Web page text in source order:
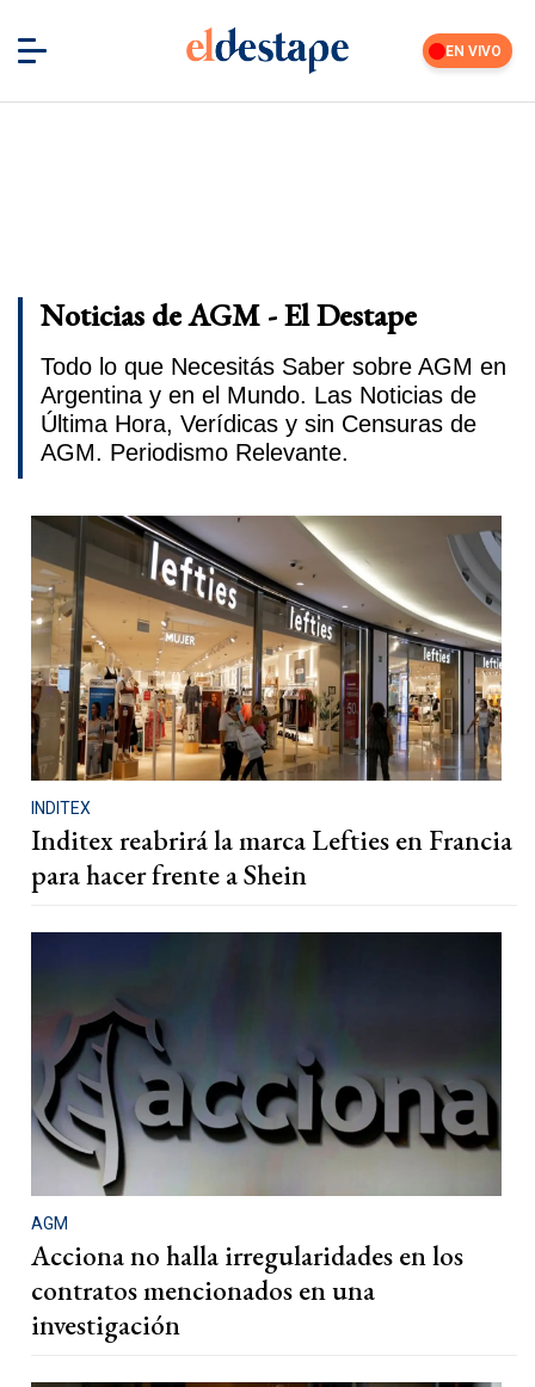
EN VIVO
Noticias de AGM - El Destape
Todo lo que Necesitás Saber sobre AGM en
Argentina y en el Mundo. Las Noticias de
Última Hora, Verídicas y sin Censuras de
AGM. Periodismo Relevante.
INDITEX
Inditex reabrirá la marca Lefties en Francia
para hacer frente a Shein
AGM
Acciona no halla irregularidades en los
contratos mencionados en una
investigación